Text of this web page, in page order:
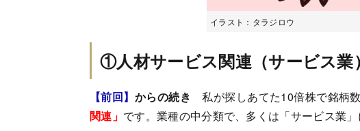
イラスト：タラジロウ
①人材サービス関連（サービス業）
【前回】 からの続き私が探しあてた10倍株で銘柄
関連」 です。業種の中分類で、多くは「サービス業」